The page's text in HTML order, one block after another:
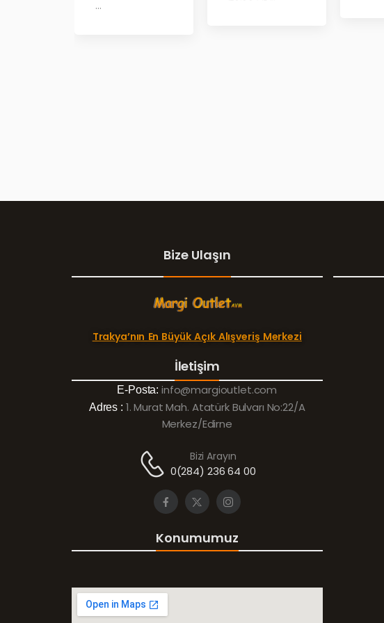
...
Bize Ulaşın
Trakya’nın En Büyük Açık Alışveriş Merkezi
İletişim
E-Posta: info@margioutlet.com
Adres : 1. Murat Mah. Atatürk Bulvarı No:22/A
Merkez/Edirne
Bizi Arayın
0(284) 236 64 00
Konumumuz